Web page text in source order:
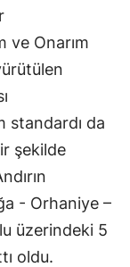
ve Onarım
standardı da
şekilde
- Orhaniye –
üzerindeki 5
oldu.